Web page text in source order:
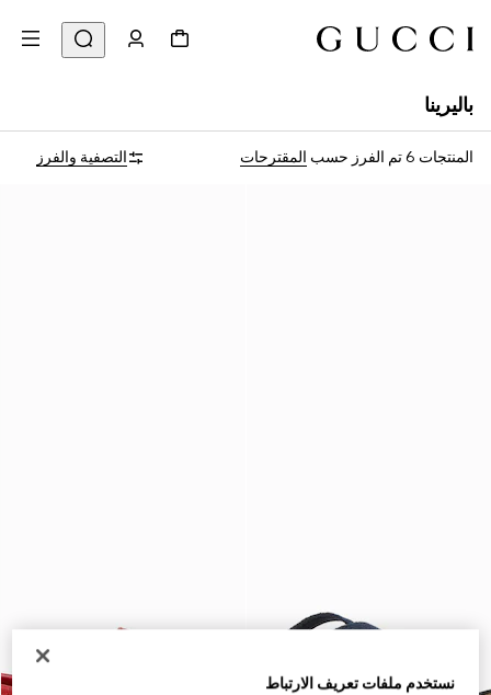
باليرينا
المنتجات 6 تم الفرز حسب المقترحات التصفية والفرز
نستخدم ملفات تعريف الارتباط